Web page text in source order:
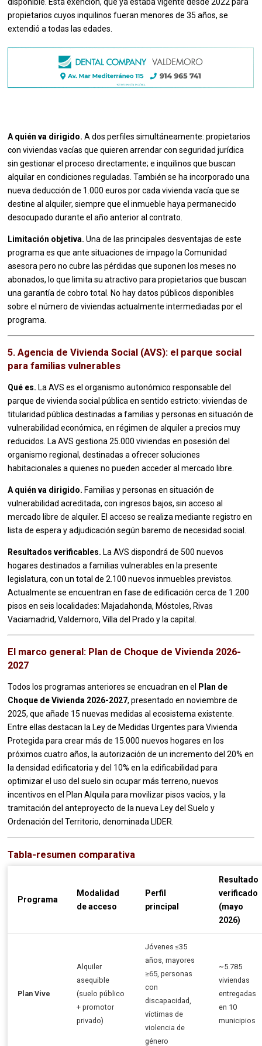
propietarios cuyos inquilinos fueran menores de 35 años, se
extendió a todas las edades.
A quién va dirigido. A dos perfiles simultáneamente: propietarios
con viviendas vacías que quieren arrendar con seguridad jurídica
sin gestionar el proceso directamente; e inquilinos que buscan
alquilar en condiciones reguladas. También se ha incorporado una
nueva deducción de 1.000 euros por cada vivienda vacía que se
destine al alquiler, siempre que el inmueble haya permanecido
desocupado durante el año anterior al contrato.
Limitación objetiva. Una de las principales desventajas de este
programa es que ante situaciones de impago la Comunidad
asesora pero no cubre las pérdidas que suponen los meses no
abonados, lo que limita su atractivo para propietarios que buscan
una garantía de cobro total. No hay datos públicos disponibles
sobre el número de viviendas actualmente intermediadas por el
programa.
5. Agencia de Vivienda Social (AVS): el parque social
para familias vulnerables
Qué es. La AVS es el organismo autonómico responsable del
parque de vivienda social pública en sentido estricto: viviendas de
titularidad pública destinadas a familias y personas en situación de
vulnerabilidad económica, en régimen de alquiler a precios muy
reducidos. La AVS gestiona 25.000 viviendas en posesión del
organismo regional, destinadas a ofrecer soluciones
habitacionales a quienes no pueden acceder al mercado libre.
A quién va dirigido. Familias y personas en situación de
vulnerabilidad acreditada, con ingresos bajos, sin acceso al
mercado libre de alquiler. El acceso se realiza mediante registro en
lista de espera y adjudicación según baremo de necesidad social.
Resultados verificables. La AVS dispondrá de 500 nuevos
hogares destinados a familias vulnerables en la presente
legislatura, con un total de 2.100 nuevos inmuebles previstos.
Actualmente se encuentran en fase de edificación cerca de 1.200
pisos en seis localidades: Majadahonda, Móstoles, Rivas
Vaciamadrid, Valdemoro, Villa del Prado y la capital.
El marco general: Plan de Choque de Vivienda 2026-
2027
Todos los programas anteriores se encuadran en el
Plan de
Choque de Vivienda 2026-2027, presentado en noviembre de
2025, que añade 15 nuevas medidas al ecosistema existente.
Entre ellas destacan la Ley de Medidas Urgentes para Vivienda
Protegida para crear más de 15.000 nuevos hogares en los
próximos cuatro años, la autorización de un incremento del 20% en
la densidad edificatoria y del 10% en la edificabilidad para
optimizar el uso del suelo sin ocupar más terreno, nuevos
incentivos en el Plan Alquila para movilizar pisos vacíos, y la
tramitación del anteproyecto de la nueva Ley del Suelo y
Ordenación del Territorio, denominada LIDER.
Tabla-resumen comparativa
Programa
Modalidad
de acceso
Perfil
principal
Resultado
verificado
(mayo
2026)
Plan Vive
Alquiler
asequible
(suelo público
+ promotor
privado)
Jóvenes ≤35
años, mayores
≥65, personas
con
discapacidad,
víctimas de
violencia de
género
~5.785
viviendas
entregadas
en 10
municipios